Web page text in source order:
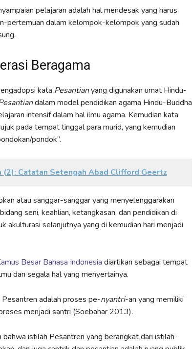
pelajaran adalah hal mendesak yang harus
pertemuan dalam kelompok-kelompok yang sudah
Beragama
kata Pesantianyang digunakan umat Hindu-
dalam model pendidikan agama Hindu-Buddha
intensif dalam hal ilmu agama. Kemudian kata
pada tempat tinggal para murid, yang kemudian
pondok”.
(2): Catatan Setengah Abad Clifford Geertz
atau sanggar-sanggar yang menyelenggarakan
seni, keahlian, ketangkasan, dan pendidikan di
akulturasi selanjutnya yang di kemudian hari menjadi
Besar Bahasa Indonesia diartikan sebagai tempat
dan segala hal yang menyertainya.
adalah proses pe-nyantri-an yang memiliki
menjadi santri (Soebahar 2013).
bahwa istilah Pesantren yang berangkat dari istilah-